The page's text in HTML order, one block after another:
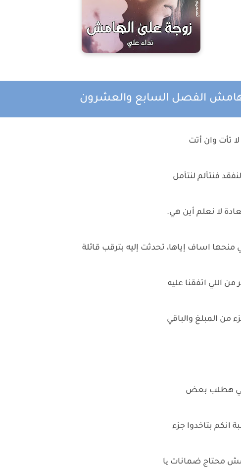
الفصل السابع والعشرون
تأت وان أتت
فنتألم لنتأمل
لا نعلم أين هي.
منحها اساف إياها، تحدثت إليه بترقب قائلة
اللي اتفقنا عليه
من المبلغ والباقي
هطلب بعض
انكم بتاخدوا جزء
مش محتاج ضمانات یا